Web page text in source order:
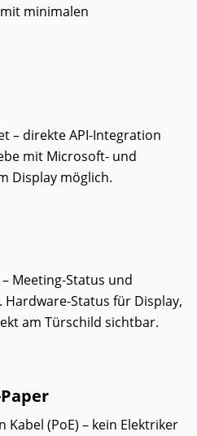
minimalen
– direkte API-Integration
mit Microsoft- und
Display möglich.
Meeting-Status und
Status für Display,
am Türschild sichtbar.
(PoE) – kein Elektriker